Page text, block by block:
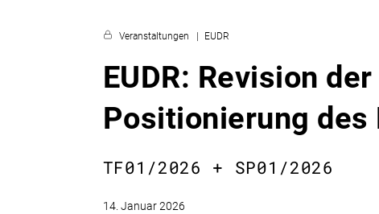
Veranstaltungen EUDR
EUDR: Revision
Positionierung des
TF01/2026 + SP01/2026
14. Januar 2026